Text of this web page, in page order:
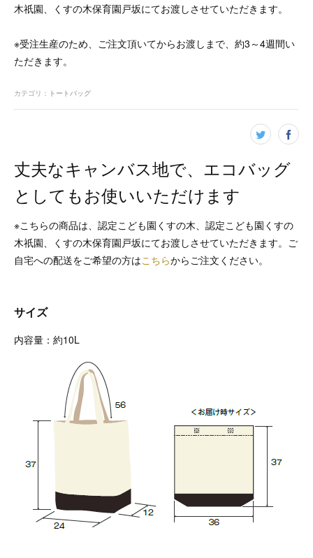
木祇園、くすの木保育園戸坂にてお渡しさせていただきます。
※受注生産のため、ご注文頂いてからお渡しまで、約3～4週間い
ただきます。
カテゴリ ： トートバッグ
丈夫なキャンバス地で、エコバッグ
としてもお使いいただけます
※こちらの商品は、認定こども園くすの木、認定こども園くすの
木祇園、くすの木保育園戸坂にてお渡しさせていただきます。ご
自宅への配送をご希望の方はこちらからご注文ください。
サイズ
内容量：約10L